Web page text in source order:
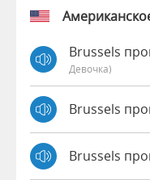
Brussels
Девочка)
Brussels
Brussels